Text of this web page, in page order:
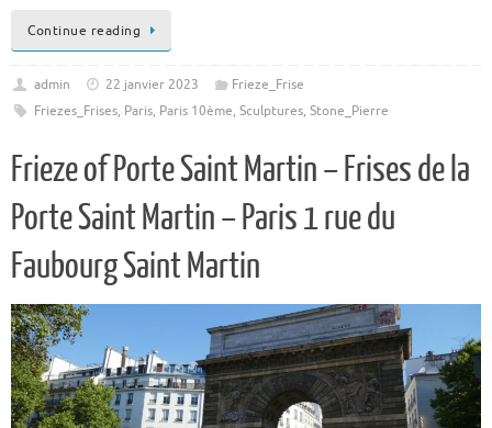
Continue reading
admin 22 janvier 2023
Frieze_Frise
Friezes_Frises, Paris, Paris 10ème, Sculptures, Stone_Pierre
Frieze of Porte Saint Martin – Frises de la
Porte Saint Martin – Paris 1 rue du
Faubourg Saint Martin